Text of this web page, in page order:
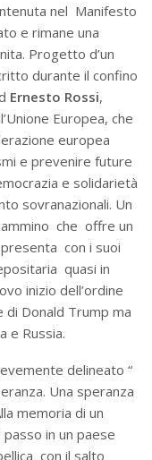
nel Manifesto
e rimane una
Progetto d’un
durante il confino
Ernesto Rossi,
Europea, che
europea
e prevenire future
e solidarietà
sovranazionali. Un
che offre un
con i suoi
quasi in
inizio dell’ordine
di Donald Trump ma
e Russia.
delineato “
Una speranza
memoria di un
in un paese
con il salto